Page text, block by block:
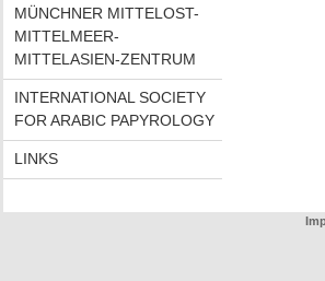
MÜNCHNER MITTELOST-
MITTELMEER-
MITTELASIEN-ZENTRUM
INTERNATIONAL SOCIETY
FOR ARABIC PAPYROLOGY
LINKS